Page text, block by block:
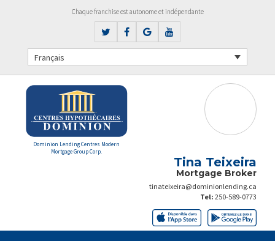
Chaque franchise est autonome et indépendante
Français
Dominion Lending Centres Modern
Mortgage Group Corp.
Tina Teixeira
Mortgage Broker
tinateixeira@dominionlending.ca
Tel: 250-589-0773